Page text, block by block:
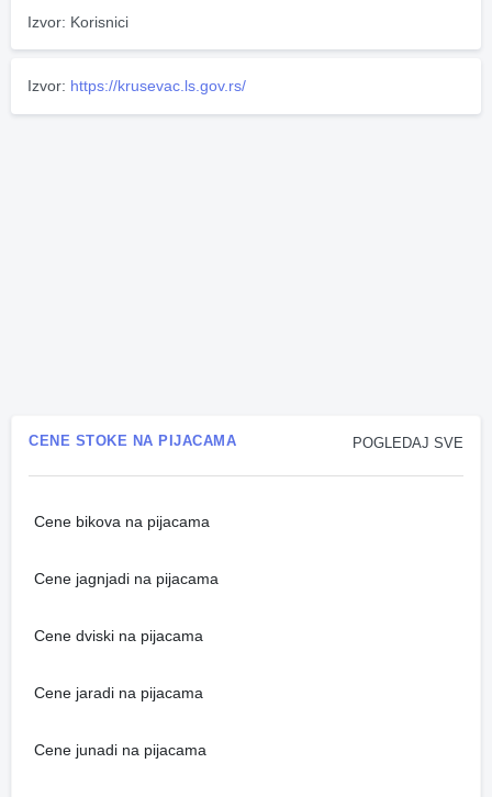
Izvor: Korisnici
Izvor: https://krusevac.ls.gov.rs/
POGLEDAJ SVE
CENE STOKE NA PIJACAMA
Cene bikova na pijacama
Cene jagnjadi na pijacama
Cene dviski na pijacama
Cene jaradi na pijacama
Cene junadi na pijacama